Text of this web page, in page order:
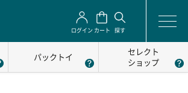
ログイン カート 探す
パックトイ
セレクト
ショップ